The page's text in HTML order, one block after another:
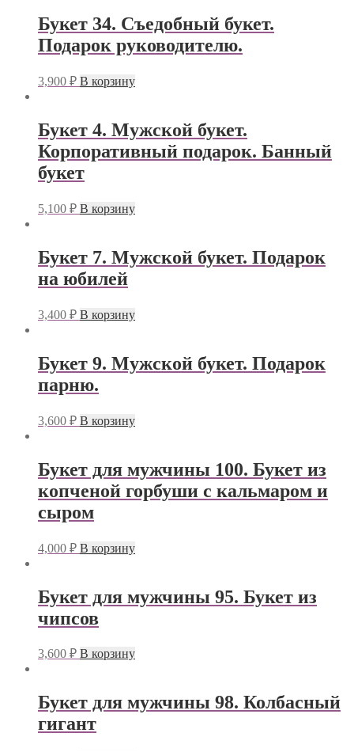
Букет 34. Съедобный букет.
Подарок руководителю.
3,900 ₽ В корзину
Букет 4. Мужской букет.
Корпоративный подарок. Банный
букет
5,100 ₽ В корзину
Букет 7. Мужской букет. Подарок
на юбилей
3,400 ₽ В корзину
Букет 9. Мужской букет. Подарок
парню.
3,600 ₽ В корзину
Букет для мужчины 100. Букет из
копченой горбуши с кальмаром и
сыром
4,000 ₽ В корзину
Букет для мужчины 95. Букет из
чипсов
3,600 ₽ В корзину
Букет для мужчины 98. Колбасный
гигант